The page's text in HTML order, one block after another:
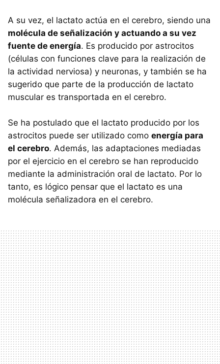
A su vez, el lactato actúa en el cerebro, siendo una
molécula de señalización y actuando a su vez
fuente de energía. Es producido por astrocitos
(células con funciones clave para la realización de
la actividad nerviosa) y neuronas, y también se ha
sugerido que parte de la producción de lactato
muscular es transportada en el cerebro.
Se ha postulado que el lactato producido por los
astrocitos puede ser utilizado como energía para
el cerebro. Además, las adaptaciones mediadas
por el ejercicio en el cerebro se han reproducido
mediante la administración oral de lactato. Por lo
tanto, es lógico pensar que el lactato es una
molécula señalizadora en el cerebro.